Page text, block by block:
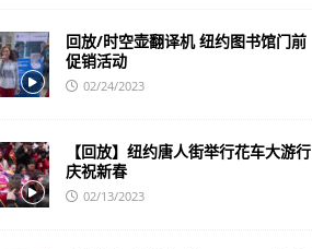
回放/时空壶翻译机 纽约图书馆门前
促销活动
02/24/2023
【回放】纽约唐人街举行花车大游行
庆祝新春
02/13/2023